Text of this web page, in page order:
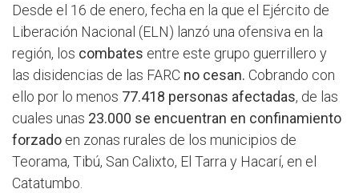
Desde el 16 de enero, fecha en la que el Ejército de
Liberación Nacional (ELN) lanzó una ofensiva en la
región, los combates entre este grupo guerrillero y
las disidencias de las FARC no cesan. Cobrando con
ello por lo menos 77.418 personas afectadas, de las
cuales unas 23.000 se encuentran en confinamiento
forzado en zonas rurales de los municipios de
Teorama, Tibú, San Calixto, El Tarra y Hacarí, en el
Catatumbo.